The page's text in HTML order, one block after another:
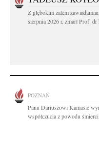
Z głębokim żalem
sierpnia 2026 r. zmarł Prof. dr
POZNAŃ
Panu Dariuszowi Kamasie
współczucia z powodu